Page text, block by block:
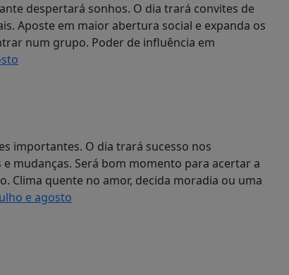
despertará sonhos. O dia trará convites de
Aposte em maior abertura social e expanda os
num grupo. Poder de influência em
importantes. O dia trará sucesso nos
mudanças. Será bom momento para acertar a
Clima quente no amor, decida moradia ou uma
e agosto